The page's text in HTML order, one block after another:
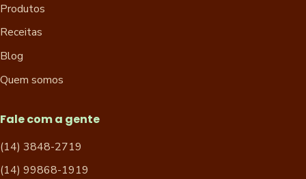
Produtos
Receitas
Blog
Quem somos
Fale com a gente
(14) 3848-2719
(14) 99868-1919